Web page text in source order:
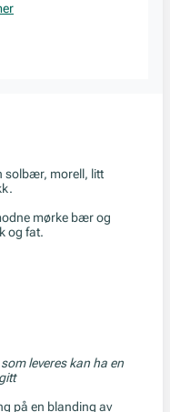
solbær, morell, litt
mørke bær og
og fat.
leveres kan ha en
på en blanding av